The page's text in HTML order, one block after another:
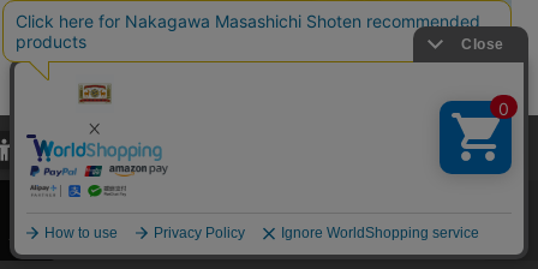
当サイトでは、当サイト内における閲覧履歴・属性情報などの取得およ
び利便性向上のためにクッキー（Cookie）を使用いたします。詳細に
関しては「プライバシーポリシー
承諾する